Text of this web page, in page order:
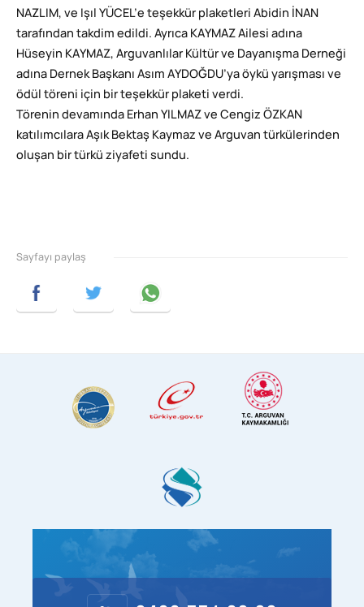
NAZLIM, ve Işıl YÜCEL’e teşekkür plaketleri Abidin İNAN
tarafından takdim edildi. Ayrıca KAYMAZ Ailesi adına
Hüseyin KAYMAZ, Arguvanlılar Kültür ve Dayanışma Derneği
adına Dernek Başkanı Asım AYDOĞDU’ya öykü yarışması ve
ödül töreni için bir teşekkür plaketi verdi.
Törenin devamında Erhan YILMAZ ve Cengiz ÖZKAN
katılımcılara Aşık Bektaş Kaymaz ve Arguvan türkülerinden
oluşan bir türkü ziyafeti sundu.
Sayfayı paylaş